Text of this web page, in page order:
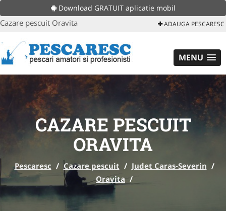
Download GRATUIT aplicatie mobil
Cazare pescuit Oravita ADAUGA PESCARESC
MENU
CAZARE PESCUIT
ORAVITA
Pescaresc / Cazare pescuit / Judet Caras-Severin /
Oravita /